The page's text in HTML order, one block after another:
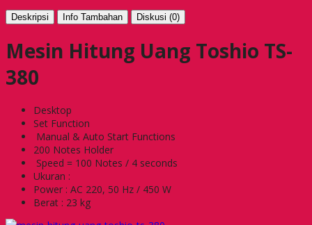
Deskripsi Info Tambahan Diskusi (0)
Mesin Hitung Uang Toshio TS-
380
Desktop
Set Function
Manual & Auto Start Functions
200 Notes Holder
Speed = 100 Notes / 4 seconds
Ukuran :
Power : AC 220, 50 Hz / 450 W
Berat : 23 kg